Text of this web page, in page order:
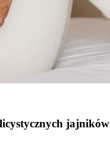
jajników